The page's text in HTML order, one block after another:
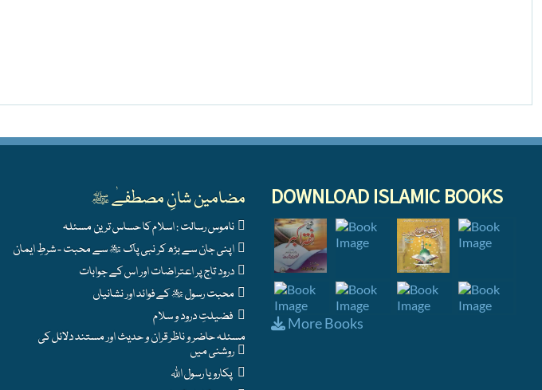
مضامین شانِ مصطفےٰ ﷺ
مسئلہ حاضر و ناظر قران و حدیث اور مستند دلائل کی
DOWNLOAD ISLAMIC BOOKS
More Books